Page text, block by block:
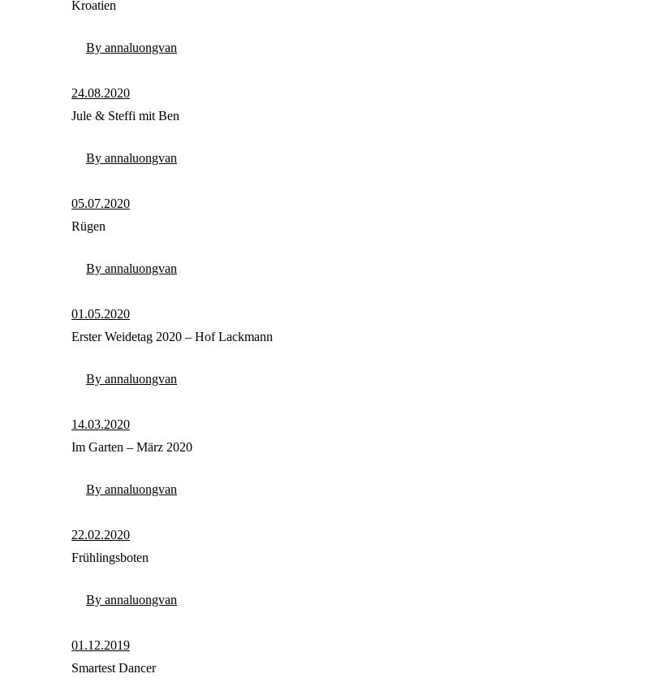
Kroatien
By annaluongvan
24.08.2020
Jule & Steffi mit Ben
By annaluongvan
05.07.2020
Rügen
By annaluongvan
01.05.2020
Erster Weidetag 2020 – Hof Lackmann
By annaluongvan
14.03.2020
Im Garten – März 2020
By annaluongvan
22.02.2020
Frühlingsboten
By annaluongvan
01.12.2019
Smartest Dancer